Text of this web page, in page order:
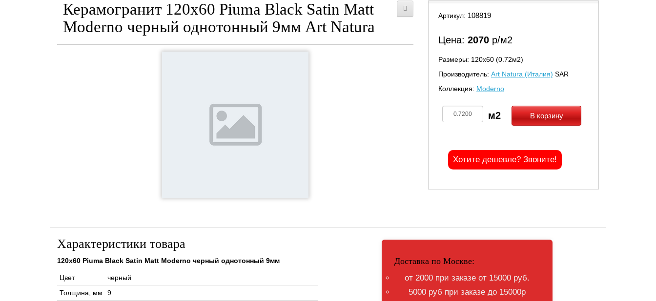
Керамогранит 120x60 Piuma Black Satin Matt
Moderno черный однотонный 9мм Art Natura
Артикул: 108819
Цена: 2070 р/м2
Размеры: 120х60 (0.72м2)
Производитель: Art Natura (Италия) SAR
Коллекция: Moderno
В корзину
Хотите дешевле? Звоните!
Характеристики товара
120x60 Piuma Black Satin Matt Moderno черный однотонный 9мм
Цвет
черный
Толщина, мм
9
Доставка по Москве:
от 2000 при заказе от 15000 руб.
5000 руб при заказе до 15000р